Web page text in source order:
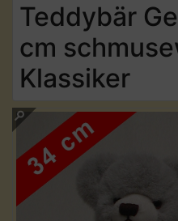
Teddybär
cm
Klassiker